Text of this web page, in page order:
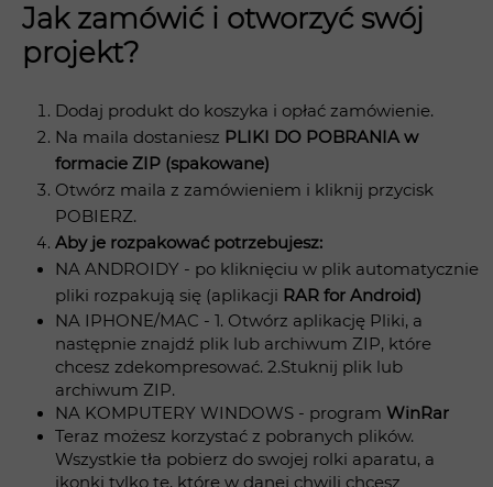
Dodaj produkt do koszyka i opłać zamówienie.
Na maila dostaniesz PLIKI DO POBRANIA w
formacie ZIP (spakowane)
Otwórz maila z zamówieniem i kliknij przycisk
POBIERZ.
Aby je rozpakować potrzebujesz:
NA ANDROIDY - po kliknięciu w plik automatycznie
pliki rozpakują się (aplikacji RAR for Android)
NA IPHONE/MAC - 1. Otwórz aplikację Pliki, a
następnie znajdź plik lub archiwum ZIP, które
chcesz zdekompresować. 2.Stuknij plik lub
archiwum ZIP.
NA KOMPUTERY WINDOWS - program WinRar
Teraz możesz korzystać z pobranych plików.
Wszystkie tła pobierz do swojej rolki aparatu, a
ikonki tylko te, które w danej chwili chcesz
Jak zamówić i otworzyć swój
projekt?